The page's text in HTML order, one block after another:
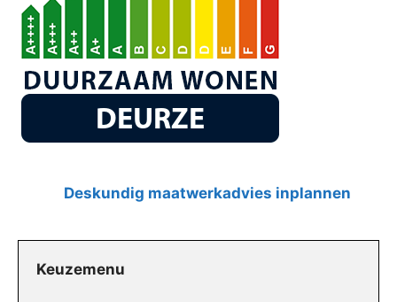
Deskundig maatwerkadvies inplannen
Keuzemenu